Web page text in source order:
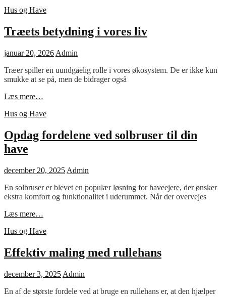
af
med
Hvepsefælder
Cat
Hus og Have
Træets betydning i vores liv
Posted
januar 20, 2026 Admin
Træer spiller en uundgåelig rolle i vores økosystem. De er ikke kun
smukke at se på, men de bidrager også
Læs mere…
i
liv
Cat
Hus og Have
Opdag fordelene ved solbruser til din
have
Posted
december 20, 2025 Admin
En solbruser er blevet en populær løsning for haveejere, der ønsker
ekstra komfort og funktionalitet i uderummet. Når der overvejes
Læs mere…
ved
til
din
Cat
Hus og Have
Effektiv maling med rullehans
Posted
december 3, 2025 Admin
En af de største fordele ved at bruge en rullehans er, at den hjælper